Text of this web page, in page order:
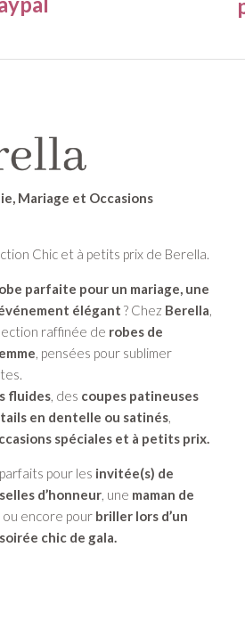
Mariage et Occasions
Chic et à petits prix de Berella.
parfaite pour un mariage, une
élégant ? Chez Berella,
raffinée de robes de
, pensées pour sublimer
fluides, des coupes patineuses
en dentelle ou satinés,
spéciales et à petits prix.
pour les invitée(s) de
d’honneur, une maman de
encore pour briller lors d’un
chic de gala.